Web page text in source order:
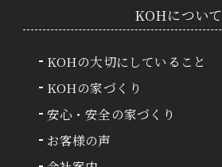
KOHについて
KOHの大切にしていること
KOHの家づくり
安心・安全の家づくり
お客様の声